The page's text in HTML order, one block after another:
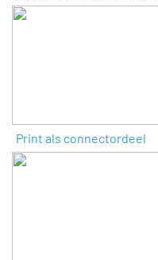
Print als connectordeel